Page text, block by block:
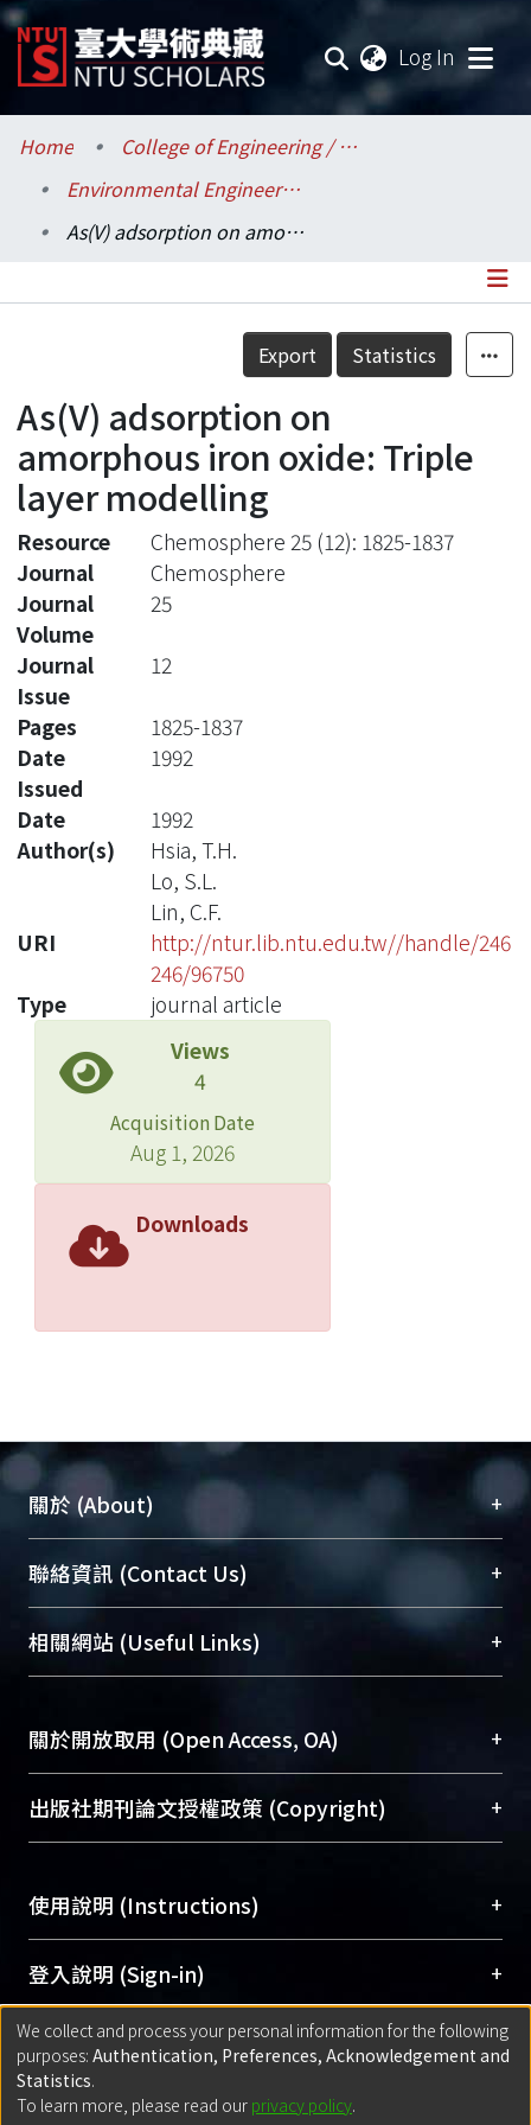
Log In
Communities & Collections
Research Outputs
Statistics
Home
College of Engineering / 工學院
Environmental Engineering / 環境工程學研究所
As(V) adsorption on amorphous iron oxide: Triple layer modelling
Details
Export Statistics
As(V) adsorption on
amorphous iron oxide: Triple
layer modelling
Resource
Chemosphere 25 (12): 1825-1837
Journal
Chemosphere
Journal
Volume
25
Journal
Issue
12
Pages
1825-1837
Date
Issued
1992
Date
1992
Author(s)
Hsia, T.H.
Lo, S.L.
Lin, C.F.
URI
http://ntur.lib.ntu.edu.tw//handle/246
246/96750
Type
journal article
Views
4
Acquisition Date
Aug 1, 2026
Downloads
關於 (About) +
臺大位居世界頂尖大學之列，為永久珍藏及向國際
展現本校豐碩的研究成果及學術能量，圖書館整合
機構典藏（NTUR）與學術庫（AH）不同功能平
台，成為臺大學術典藏NTU scholars。期能整合研
成果。
To permanently archive and promote researcher
profiles and scholarly works, Library integrates the
services of “NTU Repository” with “Academic
聯絡資訊 (Contact Us) +
總館學科館員(Main Library)
醫學圖書館學科館員(Medical Library)
Sciences Library)
相關網站 (Useful Links) +
關於開放取用 (Open Access, OA) +
開放取用是從使用者角度提升資訊取用性的社會運
動，應用在學術研究上是透過將研究著作公開供使
用逐年攀升。同時可加速研究發展、提升研究影響
Archive）平台。 （點選深入了解OA）
出版社期刊論文授權政策 (Copyright) +
含部分內容的版權非匯入者所有，或由第三方贊
助與合作完成，請確認該版權所有者及第三方同
意提供此授權。
Please represent that the submission is your
original work, and that you have the right to
grant the rights to upload.
若欲上傳已出版的全文電子檔，可使用
使用說明 (Instructions) +
網站簡介(Quickstart Guide)
使用手冊(Instruction Manual)
線上預約服務(Booking Service)
登入說明 (Sign-in) +
方案一：臺灣大學計算機中心帳號登入
(With C&INC Email Account)
方案二：ORCID帳號登入(With ORCID)
匯入著作 (Submission) +
方案一：定期更新ORCID者，以ID匯入
We collect and process your personal information for the following
purposes: Authentication, Preferences, Acknowledgement and
Statistics.
To learn more, please read our privacy policy.